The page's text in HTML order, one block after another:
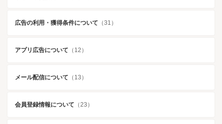
広告の利用・獲得条件について （31）
アプリ広告について （12）
メール配信について （13）
会員登録情報について （23）